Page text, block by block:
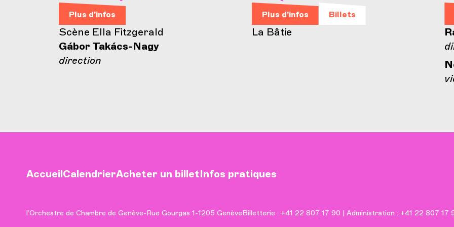
Plus d'infos
Scène Ella Fitzgerald
Gábor Takács-Nagy
direction
Plus d'infos Billets
La Bâtie
AccueilCalendrierAcheter un billetInfos pratiques
l’Orchestre de Chambre de Genève-Rue Gourgas 1-1205 GenèveBilletterie : +41 22 807 17 90 | Administration : +41 22 807 17